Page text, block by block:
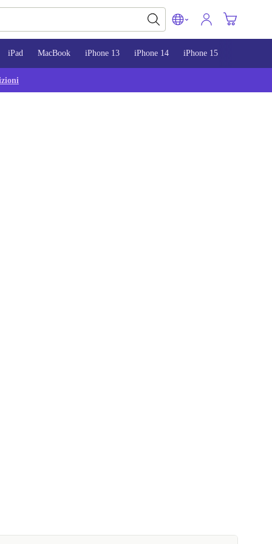
iPad MacBook iPhone 13 iPhone 14 iPhone 15